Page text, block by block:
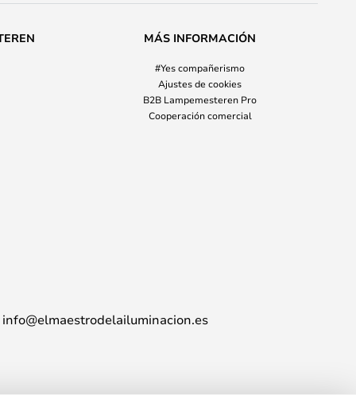
MÁS INFORMACIÓN
#Yes compañerismo
Ajustes de cookies
B2B Lampemesteren Pro
Cooperación comercial
info@elmaestrodelailuminacion.es